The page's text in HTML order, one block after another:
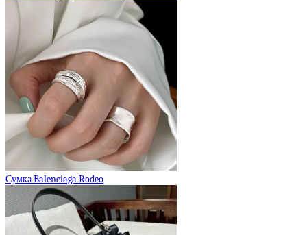
Сумка Balenciaga Rodeo